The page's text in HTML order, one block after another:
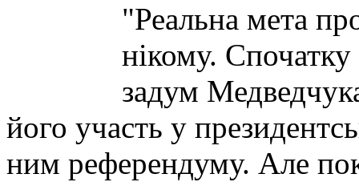
"Реальна мета
нікому.
задум
його участь у
ним референдуму. Але